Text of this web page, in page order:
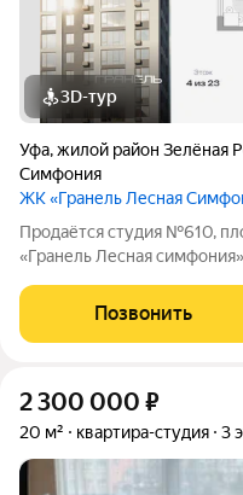
3D-тур
Уфа,жилой район Зелёная
Симфония
ЖК «Гранель Лесная
Продаётся студия №610,
«Гранель Лесная симфония»
улицу. Проект
уютном микрорайоне
Позвонить
2 300 000 ₽
20 м² квартира-студия 3